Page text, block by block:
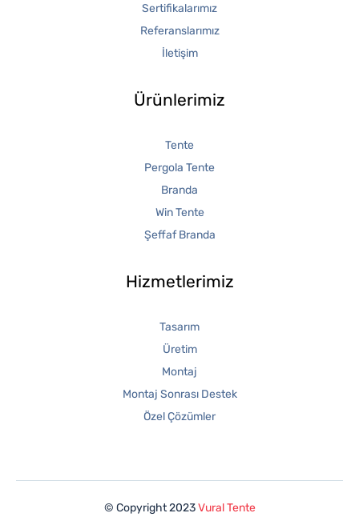
Sertifikalarımız
Referanslarımız
İletişim
Ürünlerimiz
Tente
Pergola Tente
Branda
Win Tente
Şeffaf Branda
Hizmetlerimiz
Tasarım
Üretim
Montaj
Montaj Sonrası Destek
Özel Çözümler
© Copyright 2023Vural Tente